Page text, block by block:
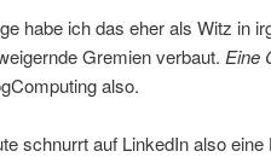
habe ich das eher als Witz in
Gremien verbaut. Eine
also.
schnurrt auf LinkedIn also